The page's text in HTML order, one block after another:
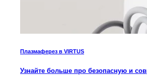
Плазмаферез в VIRTUS
Узнайте больше про безопасную и